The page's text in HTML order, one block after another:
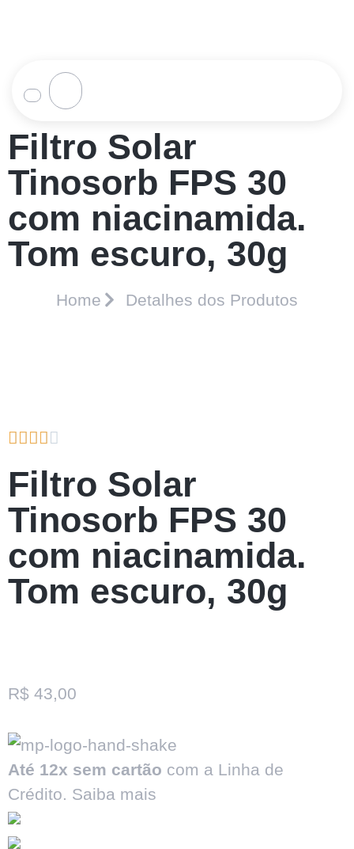
Filtro Solar
Tinosorb FPS 30
com niacinamida.
Tom escuro, 30g
Home Detalhes dos Produtos

Filtro Solar
Tinosorb FPS 30
com niacinamida.
Tom escuro, 30g
R$ 43,00
Até 12x sem cartão com a Linha de
Crédito. Saiba mais